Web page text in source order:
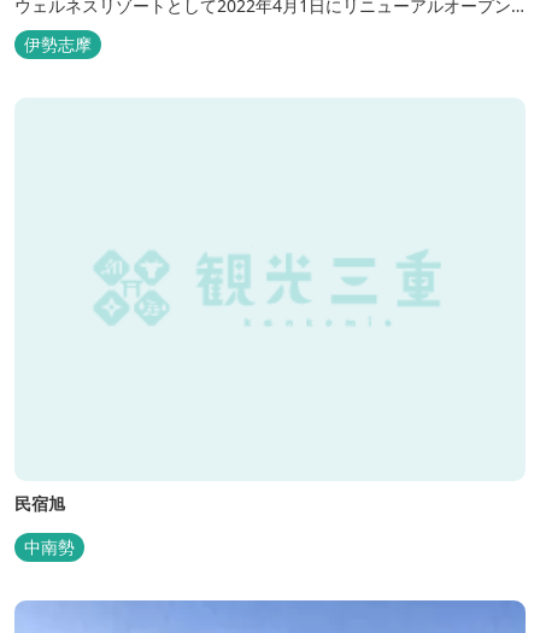
ウェルネスリゾートとして2022年4月1日にリニューアルオープン
いたしました。 フィンランド式ロウリュテントサウナがご宿泊区画
に1張ずつ付属されたプランが登場。 「ととのう」条件が揃い、さ
らに皆様に楽しんでもらえる空間となりました。 満点の星空の下で
伊勢志摩
民宿旭
中南勢